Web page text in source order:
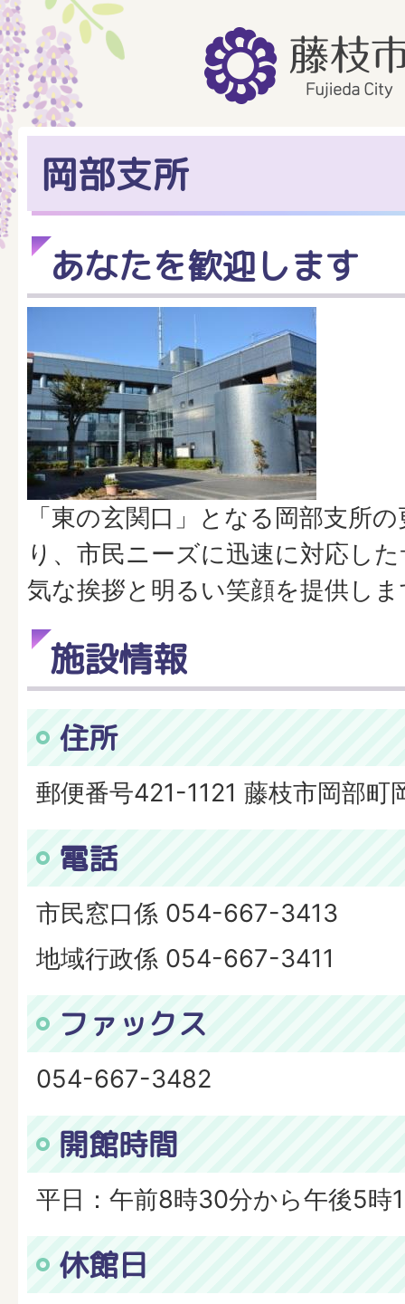
岡部支所
あなたを歓迎します
「東の玄関口」となる岡部支所
り、市民ニーズに迅速に対応し
気な挨拶と明るい笑顔を提供し
施設情報
住所
郵便番号421-1121 藤枝市岡部町
電話
市民窓口係 054-667-3413
地域行政係 054-667-3411
ファックス
054-667-3482
開館時間
平日：午前8時30分から午後5時
休館日